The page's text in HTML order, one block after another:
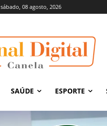
sábado, 08 agosto, 2026
SAÚDE ESPORTE